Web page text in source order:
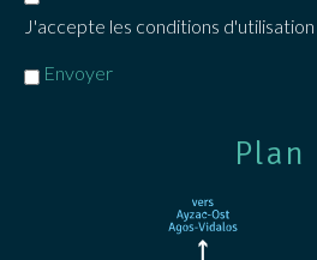
J'accepte les conditions d'utilisation
Envoyer
Plan